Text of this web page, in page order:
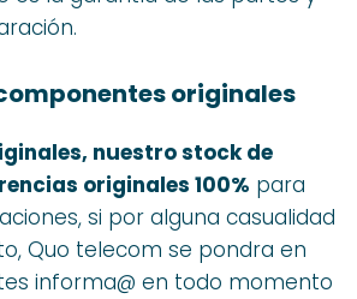
originales
nuestro stock de
originales 100% para
si por alguna casualidad
Quo telecom se pondra en
informa@ en todo momento